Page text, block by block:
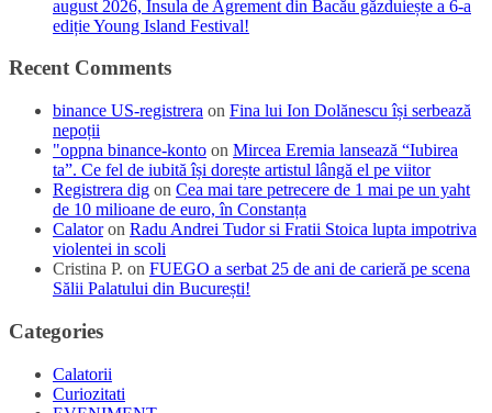
august 2026, Insula de Agrement din Bacău găzduiește a 6-a
ediție Young Island Festival!
Recent Comments
binance US-registrera on Fina lui Ion Dolănescu își serbează
nepoții
"oppna binance-konto on Mircea Eremia lansează “Iubirea
ta”. Ce fel de iubită își dorește artistul lângă el pe viitor
Registrera dig on Cea mai tare petrecere de 1 mai pe un yaht
de 10 milioane de euro, în Constanța
Calatoron Radu Andrei Tudor si Fratii Stoica lupta impotriva
violentei in scoli
Cristina P. on FUEGO a serbat 25 de ani de carieră pe scena
Sălii Palatului din București!
Categories
Calatorii
Curiozitati